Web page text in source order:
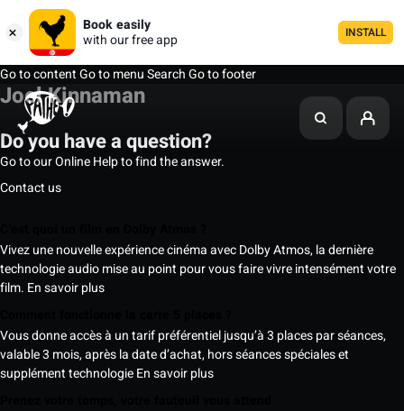
Book easily
with our free app
INSTALL
Go to contentGo to menuSearchGo to footer
Joel Kinnaman
Do you have a question?
Go to our Online Help to find the answer.
Contact us
Vivez une nouvelle expérience cinéma avec Dolby Atmos, la dernière
technologie audio mise au point pour vous faire vivre intensément votre
film. En savoir plus
Vous donne accès à un tarif préférentiel jusqu’à 3 places par séances,
valable 3 mois, après la date d’achat, hors séances spéciales et
supplément technologieEn savoir plus